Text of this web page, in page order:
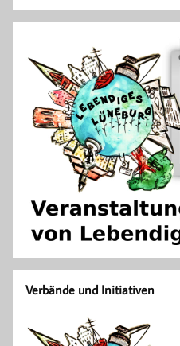
Verbände und Initiativen